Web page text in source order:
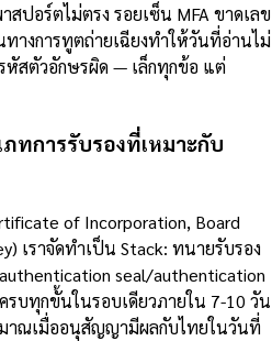
สปอร์ตไม่ตรง รอยเซ็น MFA ขาดเลข
างการทูตถ่ายเฉียงทำให้วันที่อ่านไม่
สตัวอักษรผิด — เล็กทุกข้อ แต่
ภทการรับรองที่เหมาะกับ
of Incorporation, Board
เราจัดทำเป็น Stack: ทนายรับรอง
seal/authentication
บทุกขั้นในรอบเดียวภายใน 7-10 วัน
มาณเมื่ออนุสัญญามีผลกับไทยในวันที่